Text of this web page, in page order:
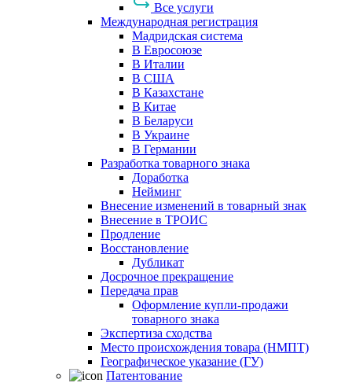
Все услуги
Международная регистрация
Мадридская система
В Евросоюзе
В Италии
В США
В Казахстане
В Китае
В Беларуси
В Украине
В Германии
Разработка товарного знака
Доработка
Нейминг
Внесение изменений в товарный знак
Внесение в ТРОИС
Продление
Восстановление
Дубликат
Досрочное прекращение
Передача прав
Оформление купли-продажи
товарного знака
Экспертиза сходства
Место происхождения товара (НМПТ)
Географическое указание (ГУ)
Патентование